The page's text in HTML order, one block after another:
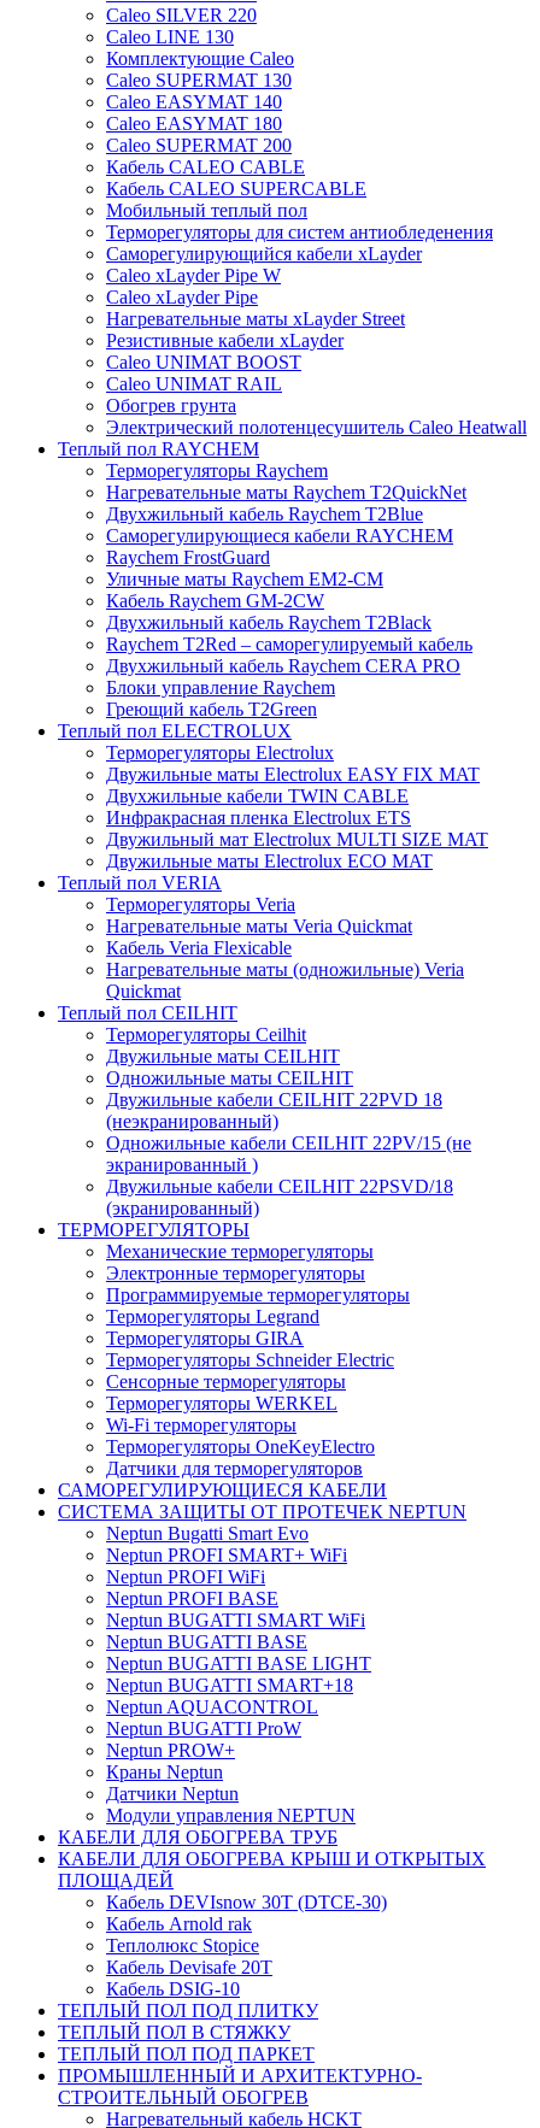
Caleo SILVER 220
Caleo LINE 130
Комплектующие Caleo
Caleo SUPERMAT 130
Caleo EASYMAT 140
Caleo EASYMAT 180
Caleo SUPERMAT 200
Кабель CALEO CABLE
Кабель CALEO SUPERCABLE
Мобильный теплый пол
Терморегуляторы для систем антиобледенения
Саморегулирующийся кабели xLayder
Caleo xLayder Pipe W
Caleo xLayder Pipe
Нагревательные маты xLayder Street
Резистивные кабели xLayder
Caleo UNIMAT BOOST
Caleo UNIMAT RAIL
Обогрев грунта
Электрический полотенцесушитель Caleo Heatwall
Теплый пол RAYCHEM
Терморегуляторы Raychem
Нагревательные маты Raychem T2QuickNet
Двухжильный кабель Raychem T2Blue
Саморегулирующиеся кабели RAYCHEM
Raychem FrostGuard
Уличные маты Raychem EM2-CM
Кабель Raychem GM-2CW
Двухжильный кабель Raychem T2Black
Raychem T2Red – саморегулируемый кабель
Двухжильный кабель Raychem CERA PRO
Блоки управление Raychem
Греющий кабель T2Green
Теплый пол ELECTROLUX
Терморегуляторы Electrolux
Двужильные маты Electrolux EASY FIX MAT
Двухжильные кабели TWIN CABLE
Инфракрасная пленка Electrolux ETS
Двужильный мат Electrolux MULTI SIZE MAT
Двужильные маты Electrolux ECO MAT
Теплый пол VERIA
Терморегуляторы Veria
Нагревательные маты Veria Quickmat
Кабель Veria Flexicable
Нагревательные маты (одножильные) Veria
Quickmat
Теплый пол CEILHIT
Терморегуляторы Ceilhit
Двужильные маты CEILHIT
Одножильные маты CEILHIT
Двужильные кабели CEILHIT 22PVD 18
(неэкранированный)
Одножильные кабели CEILHIT 22PV/15 (не
экранированный )
Двужильные кабели CEILHIT 22PSVD/18
(экранированный)
ТЕРМОРЕГУЛЯТОРЫ
Механические терморегуляторы
Электронные терморегуляторы
Программируемые терморегуляторы
Терморегуляторы Legrand
Терморегуляторы GIRA
Терморегуляторы Schneider Electric
Сенсорные терморегуляторы
Терморегуляторы WERKEL
Wi-Fi терморегуляторы
Терморегуляторы OneKeyElectro
Датчики для терморегуляторов
САМОРЕГУЛИРУЮЩИЕСЯ КАБЕЛИ
СИСТЕМА ЗАЩИТЫ ОТ ПРОТЕЧЕК NEPTUN
Neptun Bugatti Smart Evo
Neptun PROFI SMART+ WiFi
Neptun PROFI WiFi
Neptun PROFI BASE
Neptun BUGATTI SMART WiFi
Neptun BUGATTI BASE
Neptun BUGATTI BASE LIGHT
Neptun BUGATTI SMART+18
Neptun AQUACONTROL
Neptun BUGATTI ProW
Neptun PROW+
Краны Neptun
Датчики Neptun
Модули управления NEPTUN
КАБЕЛИ ДЛЯ ОБОГРЕВА ТРУБ
КАБЕЛИ ДЛЯ ОБОГРЕВА КРЫШ И ОТКРЫТЫХ
ПЛОЩАДЕЙ
Кабель DEVIsnow 30Т (DTCE-30)
Кабель Arnold rak
Теплолюкс Stopice
Кабель Devisafe 20T
Кабель DSIG-10
ТЕПЛЫЙ ПОЛ ПОД ПЛИТКУ
ТЕПЛЫЙ ПОЛ В СТЯЖКУ
ТЕПЛЫЙ ПОЛ ПОД ПАРКЕТ
ПРОМЫШЛЕННЫЙ И АРХИТЕКТУРНО-
СТРОИТЕЛЬНЫЙ ОБОГРЕВ
Нагревательный кабель НCKТ